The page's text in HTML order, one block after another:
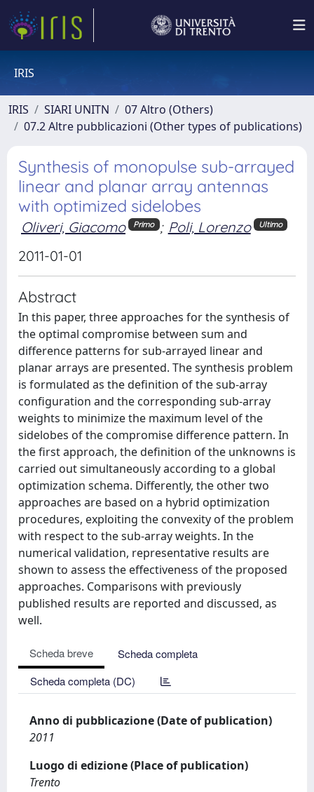
IRIS
IRIS SIARI UNITN
07 Altro (Others)
07.2 Altre pubblicazioni (Other types of publications)
Synthesis of monopulse sub-arrayed
linear and planar array antennas
with optimized sidelobes
Oliveri, Giacomo Primo ; Poli, Lorenzo Ultimo
2011-01-01
Abstract
In this paper, three approaches for the synthesis of
the optimal compromise between sum and
difference patterns for sub-arrayed linear and
planar arrays are presented. The synthesis problem
is formulated as the definition of the sub-array
configuration and the corresponding sub-array
weights to minimize the maximum level of the
sidelobes of the compromise difference pattern. In
the first approach, the definition of the unknowns is
carried out simultaneously according to a global
optimization schema. Differently, the other two
approaches are based on a hybrid optimization
procedures, exploiting the convexity of the problem
with respect to the sub-array weights. In the
numerical validation, representative results are
shown to assess the effectiveness of the proposed
approaches. Comparisons with previously
published results are reported and discussed, as
well.
Scheda breve
Scheda completa
Scheda completa (DC)
Anno di pubblicazione (Date of publication)
2011
Luogo di edizione (Place of publication)
Trento